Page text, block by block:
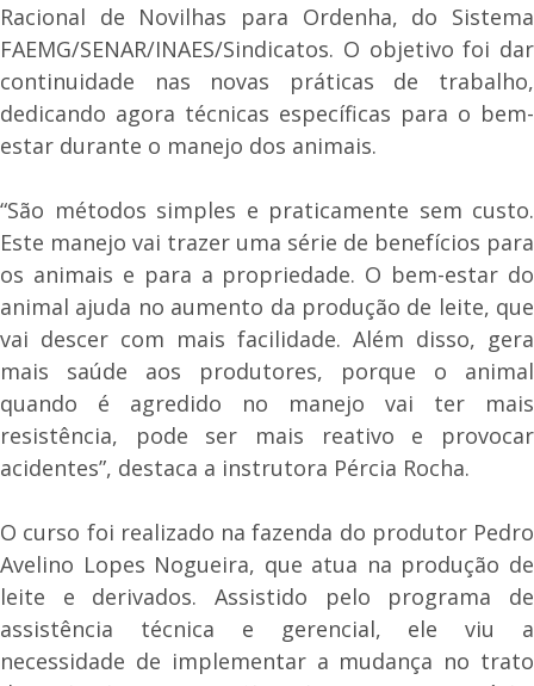
Racional de Novilhas para Ordenha, do Sistema
FAEMG/SENAR/INAES/Sindicatos. O objetivo foi dar
continuidade nas novas práticas de trabalho,
dedicando agora técnicas específicas para o bem-
estar durante o manejo dos animais.
“São métodos simples e praticamente sem custo.
Este manejo vai trazer uma série de benefícios para
os animais e para a propriedade. O bem-estar do
animal ajuda no aumento da produção de leite, que
vai descer com mais facilidade. Além disso, gera
mais saúde aos produtores, porque o animal
quando é agredido no manejo vai ter mais
resistência, pode ser mais reativo e provocar
acidentes”, destaca a instrutora Pércia Rocha.
O curso foi realizado na fazenda do produtor Pedro
Avelino Lopes Nogueira, que atua na produção de
leite e derivados. Assistido pelo programa de
assistência técnica e gerencial, ele viu a
necessidade de implementar a mudança no trato